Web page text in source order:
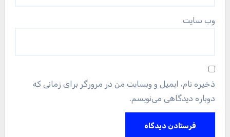
وب‌ سایت
ذخیره نام، ایمیل و وبسایت من در مرورگر برای زمانی که
دوباره دیدگاهی می‌نویسم.